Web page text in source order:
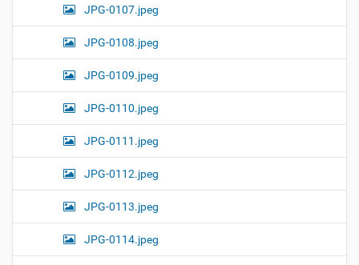
JPG-0107.jpeg
JPG-0108.jpeg
JPG-0109.jpeg
JPG-0110.jpeg
JPG-0111.jpeg
JPG-0112.jpeg
JPG-0113.jpeg
JPG-0114.jpeg